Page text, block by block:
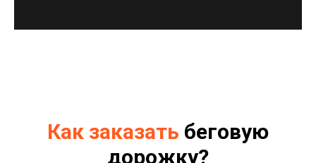
Как заказать беговую
дорожку?